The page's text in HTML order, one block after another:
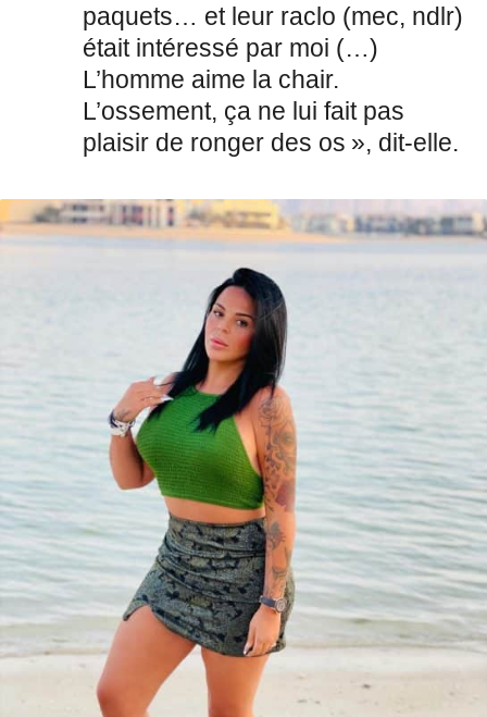
paquets… et leur raclo (mec, ndlr)
était intéressé par moi (…)
L’homme aime la chair.
L’ossement, ça ne lui fait pas
plaisir de ronger des os », dit-elle.